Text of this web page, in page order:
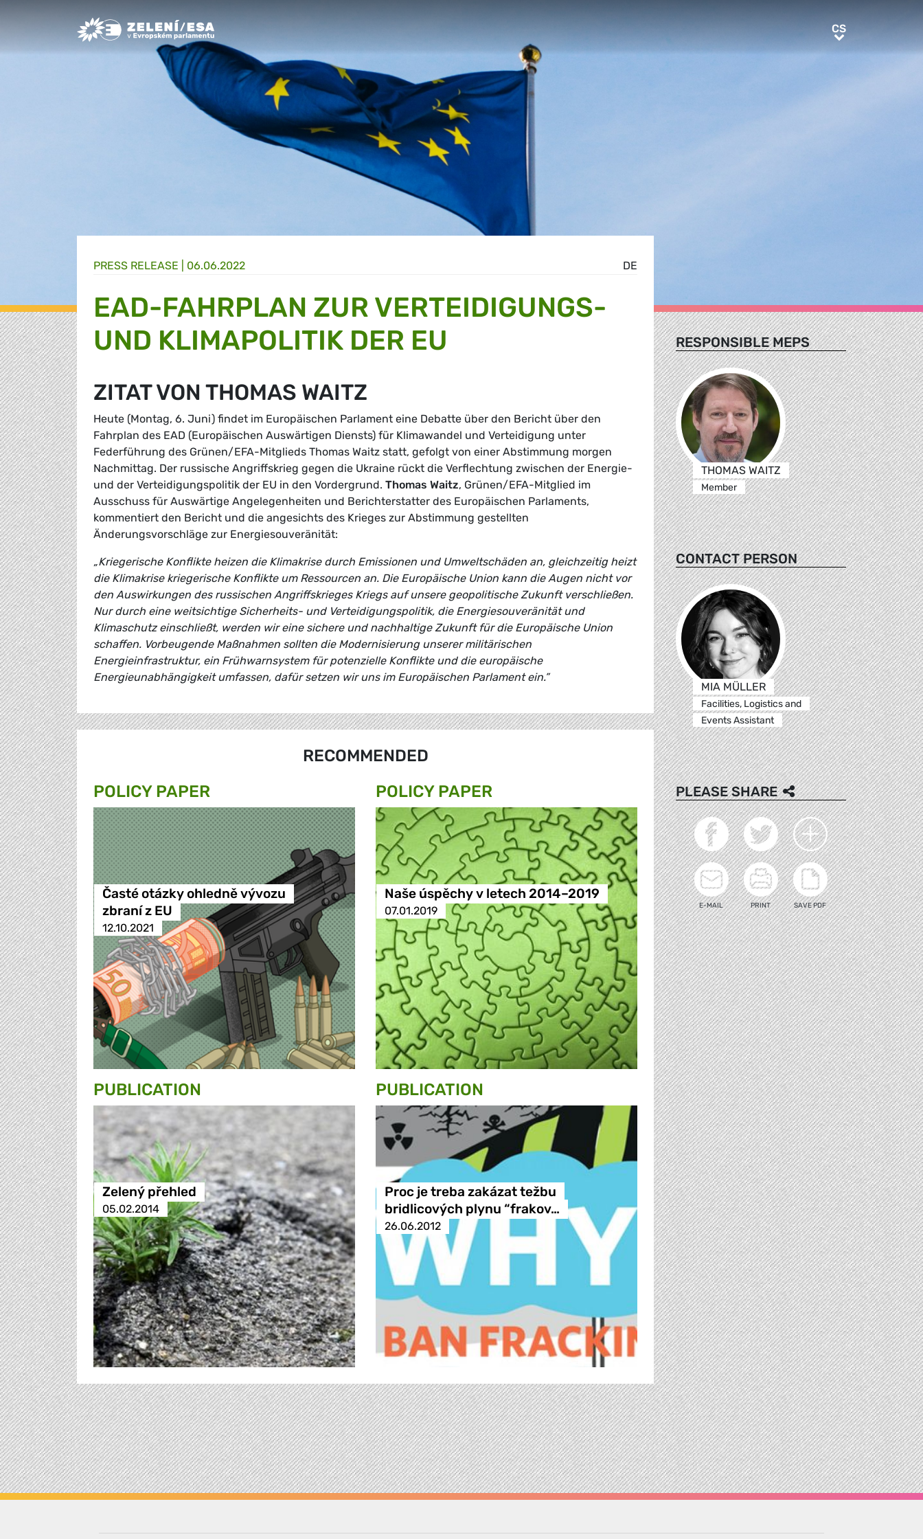
Greens/EFA Home CSCS
DE
PRESS RELEASE | 06.06.2022
EAD-FAHRPLAN ZUR VERTEIDIGUNGS-
UND KLIMAPOLITIK DER EU
ZITAT VON THOMAS WAITZ
Heute (Montag, 6. Juni) findet im Europäischen Parlament eine Debatte über den Bericht über den
Fahrplan des EAD (Europäischen Auswärtigen Diensts) für Klimawandel und Verteidigung unter
Federführung des Grünen/EFA-Mitglieds Thomas Waitz statt, gefolgt von einer Abstimmung morgen
Nachmittag. Der russische Angriffskrieg gegen die Ukraine rückt die Verflechtung zwischen der Energie-
und der Verteidigungspolitik der EU in den Vordergrund. Thomas Waitz, Grünen/EFA-Mitglied im
Ausschuss für Auswärtige Angelegenheiten und Berichterstatter des Europäischen Parlaments,
kommentiert den Bericht und die angesichts des Krieges zur Abstimmung gestellten
Änderungsvorschläge zur Energiesouveränität:
„Kriegerische Konflikte heizen die Klimakrise durch Emissionen und Umweltschäden an, gleichzeitig heizt
die Klimakrise kriegerische Konflikte um Ressourcen an. Die Europäische Union kann die Augen nicht vor
den Auswirkungen des russischen Angriffskrieges Kriegs auf unsere geopolitische Zukunft verschließen.
Nur durch eine weitsichtige Sicherheits- und Verteidigungspolitik, die Energiesouveränität und
Klimaschutz einschließt, werden wir eine sichere und nachhaltige Zukunft für die Europäische Union
schaffen. Vorbeugende Maßnahmen sollten die Modernisierung unserer militärischen
Energieinfrastruktur, ein Frühwarnsystem für potenzielle Konflikte und die europäische
Energieunabhängigkeit umfassen, dafür setzen wir uns im Europäischen Parlament ein.”
RECOMMENDED
POLICY PAPER
Časté otázky ohledně vývozu
zbraní z EU
12.10.2021
POLICY PAPER
Naše úspěchy v letech 2014–2019
07.01.2019
PUBLICATION
Zelený přehled
05.02.2014
PUBLICATION
Proc je treba zakázat težbu
bridlicových plynu “frakov…
26.06.2012
RESPONSIBLE MEPS
THOMAS WAITZ
Member
CONTACT PERSON
MIA MÜLLER
Facilities, Logistics and
Events Assistant
PLEASE SHARE
E-MAIL PRINT SAVE PDF